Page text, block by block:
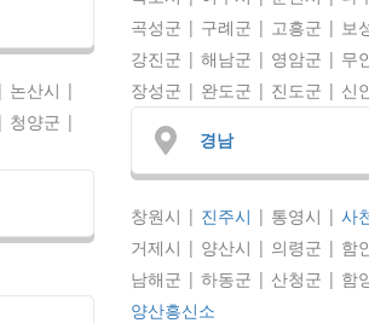
논산시 |
청양군 |
곡성군 | 구례군 | 고흥군 | 보
강진군 | 해남군 | 영암군 | 무
장성군 | 완도군 | 진도군 | 신
경남
창원시 | 진주시 | 통영시 | 사
거제시 | 양산시 | 의령군 | 함
남해군 | 하동군 | 산청군 | 함
양산흥신소